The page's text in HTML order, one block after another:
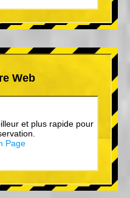
Web
et plus rapide pour
Page